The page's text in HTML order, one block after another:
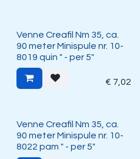
Venne Creafil Nm 35, ca.
90 meter Minispule nr. 10-
8019 quin " - per 5"
€ 7,02
Venne Creafil Nm 35, ca.
90 meter Minispule nr. 10-
8022 pam " - per 5"